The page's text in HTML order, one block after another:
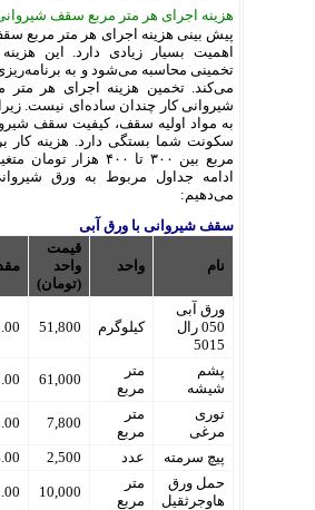
هزینه اجرای هر متر مربع سقف
پیش بینی هزینه اجرای هر متر مربع
اهمیت بسیار زیادی دارد. این
تخمینی محاسبه می‌شود و به
می‌کند. تخمین هزینه اجرای هر متر
شیروانی کار چندان ساده‌ای نیست. زیرا
به مواد اولیه سقف، کیفیت سقف
سکونت شما بستگی دارد. هزینه کار
مربع بین ۳۰۰ تا ۴۰۰ هزار
ادامه جداول مربوط به ورق
می‌دهیم:
سقف شیروانی با ورق آبی
نام واحد
قیمت
واحد
(تومان)
ورق آبی
050 رال
5015
کیلوگرم 51,800
پشم
شیشه
متر
مربع
61,000
توری
مرغی
متر
مربع
7,800
پیچ سرمته عدد 2,500
حمل ورق
هاوجرثقیل
متر
مربع
10,000